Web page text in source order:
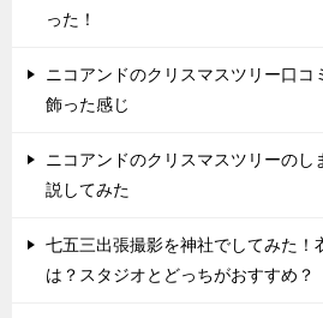
った！
ニコアンドのクリスマスツリー口コ
飾った感じ
ニコアンドのクリスマスツリーのし
説してみた
七五三出張撮影を神社でしてみた！
は？スタジオとどっちがおすすめ？